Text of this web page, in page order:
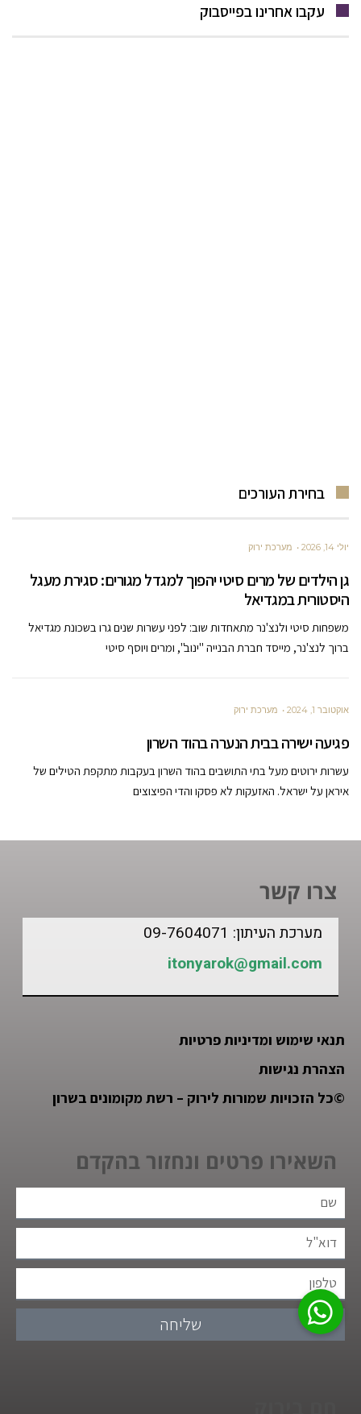
עקבו אחרינו בפייסבוק
בחירת העורכים
יולי 14, 2026 מערכת ירוק
גן הילדים של מרים סיטי יהפוך למגדל מגורים: סגירת מעגל
היסטורית במגדיאל
משפחות סיטי ולנצ'נר מתאחדות שוב: לפני עשרות שנים גרו בשכונת מגדיאל
ברוך לנצ'נר, מייסד חברת הבנייה "ינוב", ומרים ויוסף סיטי
אוקטובר 1, 2024 מערכת ירוק
פגיעה ישירה בבית הנערה בהוד השרון
עשרות ירוטים מעל בתי התושבים בהוד השרון בעקבות מתקפת הטילים של
איראן על ישראל. האזעקות לא פסקו והדי הפיצוצים
צרו קשר
מערכת העיתון: 09-7604071
itonyarok@gmail.com
תנאי שימוש ומדיניות פרטיות
הצהרת נגישות
©כל הזכויות שמורות לירוק – רשת מקומונים בשרון
השאירו פרטים ונחזור בהקדם
שליחה